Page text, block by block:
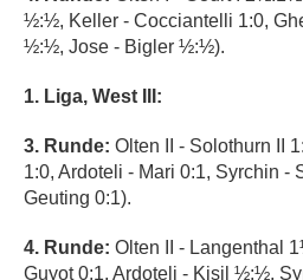
½:½, Keller - Cocciantelli 1:0,
½:½, Jose - Bigler ½:½).
1. Liga, West III:
3. Runde: Olten II - Solothurn II
1:0, Ardoteli - Mari 0:1, Syrchin -
Geuting 0:1).
4. Runde: Olten II - Langenthal
Guyot 0:1, Ardoteli - Kisil ½:½,